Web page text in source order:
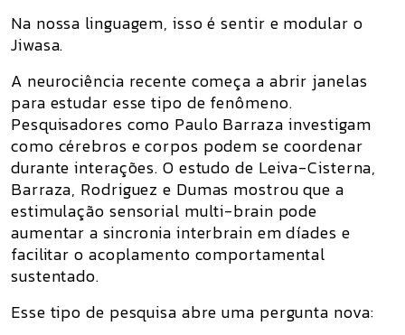
Na nossa linguagem, isso é sentir e modular o
Jiwasa.
A neurociência recente começa a abrir janelas
para estudar esse tipo de fenômeno.
Pesquisadores como Paulo Barraza investigam
como cérebros e corpos podem se coordenar
durante interações. O estudo de Leiva-Cisterna,
Barraza, Rodriguez e Dumas mostrou que a
estimulação sensorial multi-brain pode
aumentar a sincronia interbrain em díades e
facilitar o acoplamento comportamental
sustentado.
Esse tipo de pesquisa abre uma pergunta nova: